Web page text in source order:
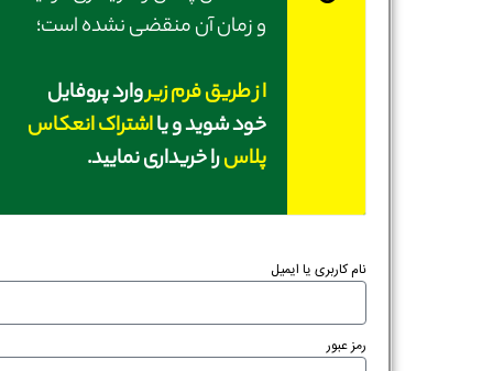
و زمان آن منقضی نشده است؛
از طریق فرم زیروارد پروفایل
خود شوید و یااشتراک انعکاس
پلاسرا خریداری نمایید.
نام کاربری یا ایمیل
رمز عبور